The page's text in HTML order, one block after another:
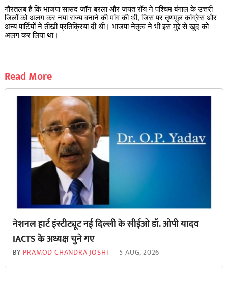
गौरतलब है कि भाजपा सांसद जॉन बरला और जयंत रॉय ने पश्चिम बंगाल के उत्तरी
जिलों को अलग कर नया राज्य बनाने की मांग की थी, जिस पर तृणमूल कांग्रेस और
अन्य पार्टियों ने तीखी प्रतिक्रिया दी थी। भाजपा नेतृत्व ने भी इस मुद्दे से खुद को
अलग कर लिया था।
Read More
नेशनल हार्ट इंस्टीट्यूट नई दिल्ली के सीईओ डॉ. ओपी यादव
IACTS के अध्यक्ष चुने गए
BY PRAMOD CHANDRA JOSHI 5 AUG, 2026